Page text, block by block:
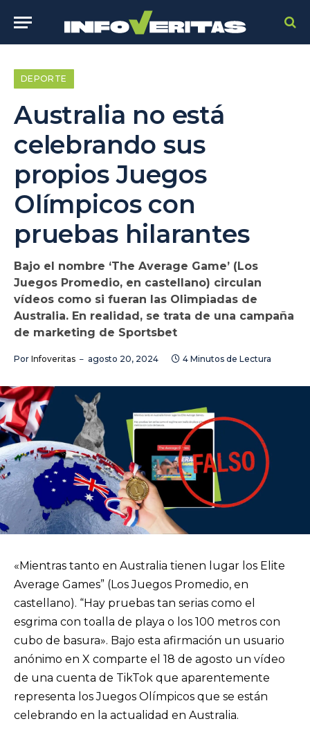
DEPORTE
Australia no está
celebrando sus
propios Juegos
Olímpicos con
pruebas hilarantes
Bajo el nombre ‘The Average Game’ (Los
Juegos Promedio, en castellano) circulan
vídeos como si fueran las Olimpiadas de
Australia. En realidad, se trata de una campaña
de marketing de Sportsbet
Por Infoveritas agosto 20, 2024 4 Minutos de Lectura
«Mientras tanto en Australia tienen lugar los Elite
Average Games” (Los Juegos Promedio, en
castellano). “Hay pruebas tan serias como el
esgrima con toalla de playa o los 100 metros con
cubo de basura». Bajo esta afirmación un usuario
anónimo en X comparte el 18 de agosto un vídeo
de una cuenta de TikTok que aparentemente
representa los Juegos Olímpicos que se están
celebrando en la actualidad en Australia.